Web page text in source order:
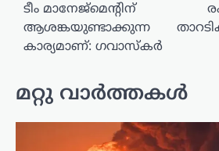
ടീം മാനേജ്‌മെന്റിന്
ആശങ്കയുണ്ടാക്കുന്ന
കാര്യമാണ്: ഗവാസ്കർ
മറ്റു വാർത്തകൾ